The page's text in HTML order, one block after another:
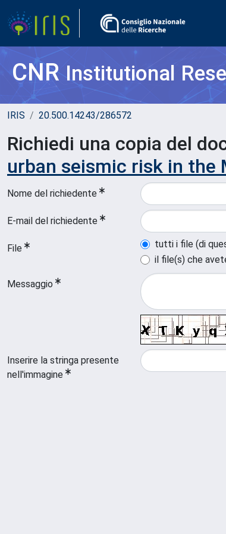
CNRInstitutional
IRIS 20.500.14243/286572
Richiedi una copia del
urban seismic risk in the
Nome del richiedente
E-mail del richiedente
File
tutti i file (di
il file(s) che
Messaggio
Inserire la stringa presente
nell'immagine